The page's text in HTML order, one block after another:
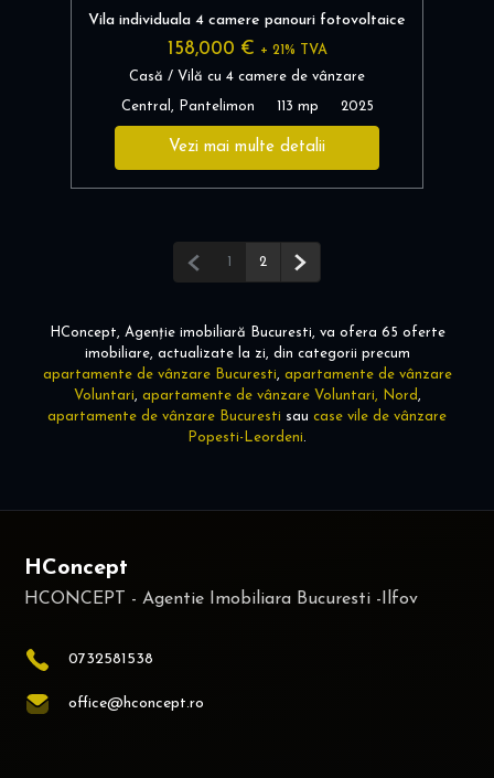
Vila individuala 4 camere panouri fotovoltaice
158,000 € + 21% TVA
Casă / Vilă cu 4 camere de vânzare
Central, Pantelimon 113 mp 2025
Vezi mai multe detalii
Pagina anterioară
1 2 Pagina următoare
HConcept, Agenție imobiliară Bucuresti, va ofera 65 oferte
imobiliare, actualizate la zi, din categorii precum
apartamente de vânzare Bucuresti, apartamente de vânzare
Voluntari, apartamente de vânzare Voluntari, Nord,
apartamente de vânzare Bucuresti sau case vile de vânzare
Popesti-Leordeni.
HConcept
0732581538
office@hconcept.ro